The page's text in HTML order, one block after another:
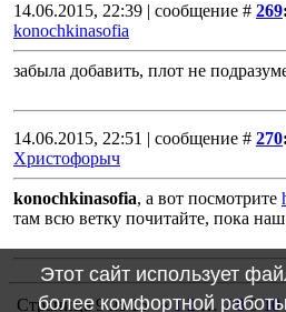
14.06.2015, 22:39 | сообщение # 269:
konochkinasofia
забыла добавить, плот не
14.06.2015, 22:51 | сообщение # 270:
Христофорыч
konochkinasofia, а вот посмотрите
там всю ветку почитайте, пока
Страница9из15 « 1 2 … 7 8 9 10
Этот сайт использует
более комфортной